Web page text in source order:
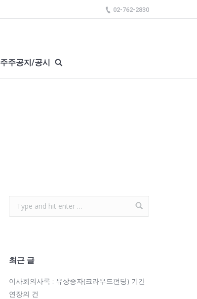
02-762-2830
주주공지/공시
최근 글
이사회의사록 : 유상증자(크라우드펀딩) 기간
연장의 건